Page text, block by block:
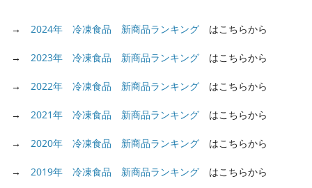
→ 2024年 冷凍食品 新商品ランキング はこちらから
→ 2023年 冷凍食品 新商品ランキング はこちらから
→ 2022年 冷凍食品 新商品ランキング はこちらから
→ 2021年 冷凍食品 新商品ランキング はこちらから
→ 2020年 冷凍食品 新商品ランキング はこちらから
→ 2019年 冷凍食品 新商品ランキング はこちらから